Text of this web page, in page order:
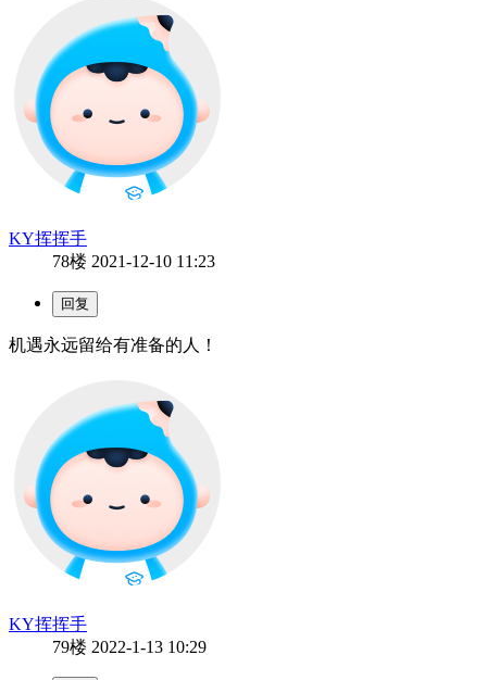
KY挥挥手
78楼 2021-12-10 11:23
机遇永远留给有准备的人！
KY挥挥手
79楼 2022-1-13 10:29